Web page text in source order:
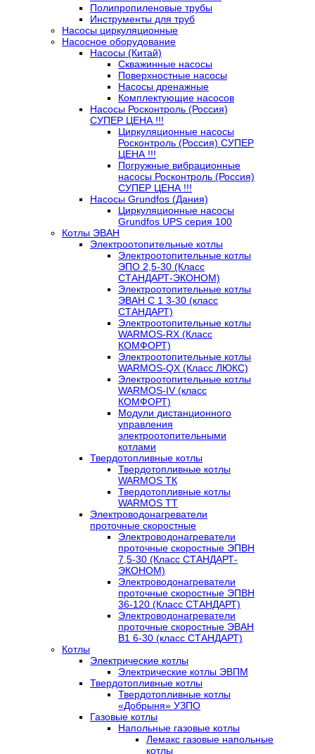
Полипропиленовые трубы
Инструменты для труб
Насосы циркуляционные
Насосное оборудование
Насосы (Китай)
Скважинные насосы
Поверхностные насосы
Насосы дренажные
Комплектующие насосов
Насосы Росконтроль (Россия)
СУПЕР ЦЕНА !!!
Циркуляционные насосы
Росконтроль (Россия) СУПЕР
ЦЕНА !!!
Погружные вибрационные
насосы Росконтроль (Россия)
СУПЕР ЦЕНА !!!
Насосы Grundfos (Дания)
Циркуляционные насосы
Grundfos UPS серия 100
Котлы ЭВАН
Электроотопительные котлы
Электроотопительные котлы
ЭПО 2,5-30 (Класс
СТАНДАРТ-ЭКОНОМ)
Электроотопительные котлы
ЭВАН С 1 3-30 (класс
СТАНДАРТ)
Электроотопительные котлы
WARMOS-RX (Класс
КОМФОРТ)
Электроотопительные котлы
WARMOS-QX (Класс ЛЮКС)
Электроотопительные котлы
WARMOS-IV (класс
КОМФОРТ)
Модули дистанционного
управления
электроотопительными
котлами
Твердотопливные котлы
Твердотопливные котлы
WARMOS TК
Твердотопливные котлы
WARMOS TT
Электроводонагреватели
проточные скоростные
Электроводонагреватели
проточные скоростные ЭПВН
7,5-30 (Класс СТАНДАРТ-
ЭКОНОМ)
Электроводонагреватели
проточные скоростные ЭПВН
36-120 (Класс СТАНДАРТ)
Электроводонагреватели
проточные скоростные ЭВАН
В1 6-30 (класс СТАНДАРТ)
Котлы
Электрические котлы
Электрические котлы ЭВПМ
Твердотопливные котлы
Твердотопливные котлы
«Добрыня» УЗПО
Газовые котлы
Напольные газовые котлы
Лемакс газовые напольные
котлы